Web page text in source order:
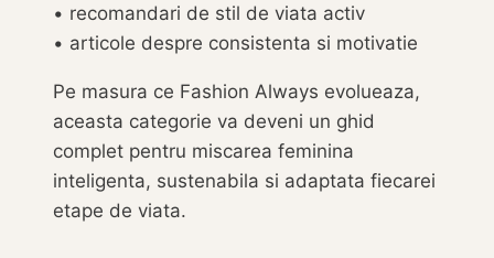
• recomandari de stil de viata activ
• articole despre consistenta si motivatie
Pe masura ce Fashion Always evolueaza,
aceasta categorie va deveni un ghid
complet pentru miscarea feminina
inteligenta, sustenabila si adaptata fiecarei
etape de viata.